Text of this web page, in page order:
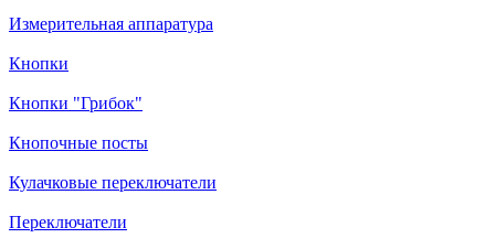
Измерительная аппаратура
Кнопки
Кнопки "Грибок"
Кнопочные посты
Кулачковые переключатели
Переключатели